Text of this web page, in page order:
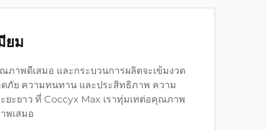
ยม
าพดีเสมอ และกระบวนการผลิตจะเข้มงวด
ดภัย ความทนทาน และประสิทธิภาพ ความ
ะยาว ที่ Coccyx Max เราทุ่มเทต่อคุณภาพ
พเสมอ